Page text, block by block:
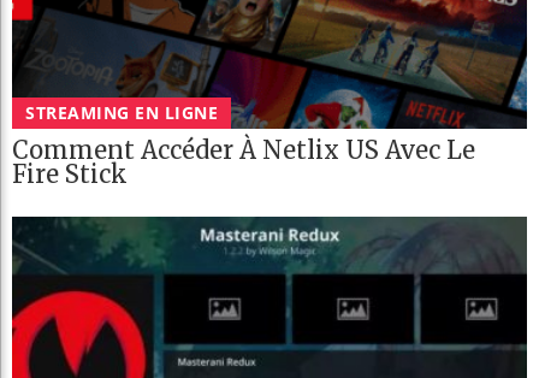
STREAMING EN LIGNE
Comment Accéder À Netlix US Avec Le
Fire Stick